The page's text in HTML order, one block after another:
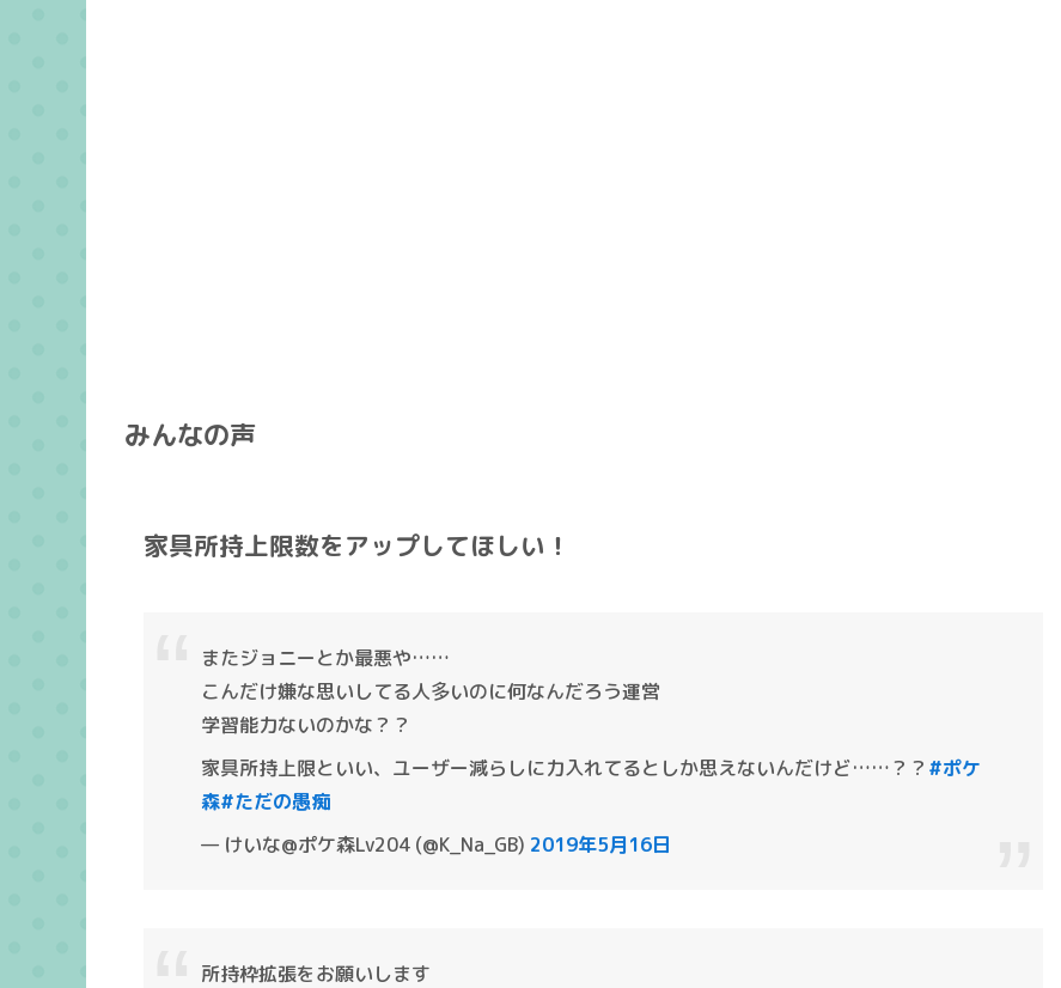
みんなの声
家具所持上限数をアップしてほしい！
またジョニーとか最悪や……
こんだけ嫌な思いしてる人多いのに何なんだろう運営
学習能力ないのかな？？
家具所持上限といい、ユーザー減らしに力入れてるとしか思えないんだけど……？？ #ポケ
森#ただの愚痴
— けいな@ポケ森Lv204 (@K_Na_GB) 2019年5月16日
所持枠拡張をお願いします